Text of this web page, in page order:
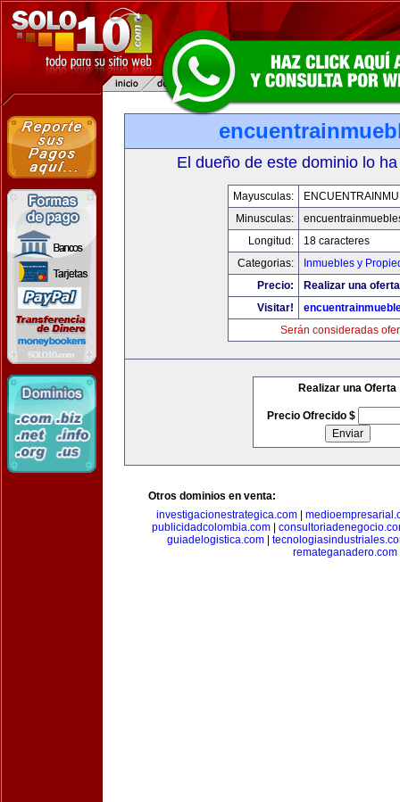
El dueño de este dominio lo
Mayusculas:
Minusculas:
Longitud:
18 caracteres
Categorias:
Inmuebles y
Precio:
Realizar una
Visitar!
Serán consideradas
Realizar una Oferta
Precio Ofrecido $
Otros dominios en venta:
investigacionestrategica.com
publicidadcolombia.com|
guiadelogistica.com|
remateganadero.com